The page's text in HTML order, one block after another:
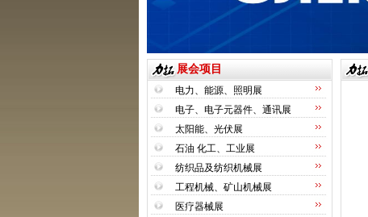
展会项目
电力、能源、照明展
电子、电子元器件、通讯展
太阳能、光伏展
石油 化工、工业展
纺织品及纺织机械展
工程机械、矿山机械展
医疗器械展